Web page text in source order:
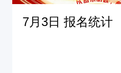
7月3日 报名统计